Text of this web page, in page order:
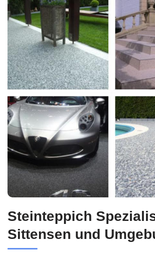
Steinteppich
Sittensen und